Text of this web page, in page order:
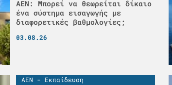
ΑΕΝ: Μπορεί να θεωρείται δίκαιο
ένα σύστημα εισαγωγής με
διαφορετικές βαθμολογίες;
03.08.26
ΑΕΝ - Εκπαίδευση